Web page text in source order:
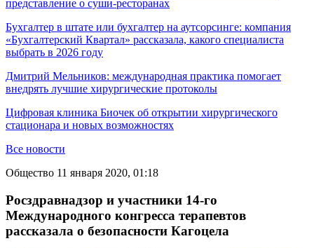
представление о суши-ресторанах
Бухгалтер в штате или бухгалтер на аутсорсинге: компания
«Бухгалтерский Квартал» рассказала, какого специалиста
выбрать в 2026 году
Дмитрий Мельников: международная практика помогает
внедрять лучшие хирургические протоколы
Цифровая клиника Биочек об открытии хирургического
стационара и новых возможностях
Все новости
Общество 11 января 2020, 01:18
Росздравнадзор и участники 14-го
Международного конгресса терапевтов
рассказала о безопасности Кагоцела